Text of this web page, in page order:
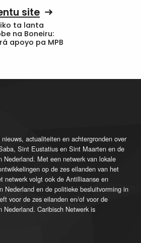
site
ta lanta
na Boneiru:
apoyo pa MPB
actualiteiten en achtergronden over
Sint Eustatius en Sint Maarten en de
Nederland. Met een netwerk van lokale
op de zes eilanden van het
netwerk volgt ook de Antilliaanse en
Nederland en de politieke besluitvorming in
voor de zes eilanden en/of voor de
Nederland. Caribisch Netwerk is